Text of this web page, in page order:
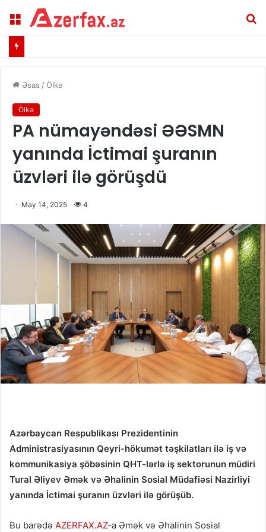
Menu
Əsas /Ölkə
Ölkə
PA nümayəndəsi ƏƏSMN
yanında İctimai şuranın
üzvləri ilə görüşdü
May 14, 2025 4
Azərbaycan Respublikası Prezidentinin
Administrasiyasının Qeyri-hökumət təşkilatları ilə iş və
kommunikasiya şöbəsinin QHT-lərlə iş sektorunun müdiri
Tural Əliyev Əmək və Əhalinin Sosial Müdafiəsi Nazirliyi
yanında İctimai şuranın üzvləri ilə görüşüb.
Bu barədə AZERFAX.AZ-a Əmək və Əhalinin Sosial